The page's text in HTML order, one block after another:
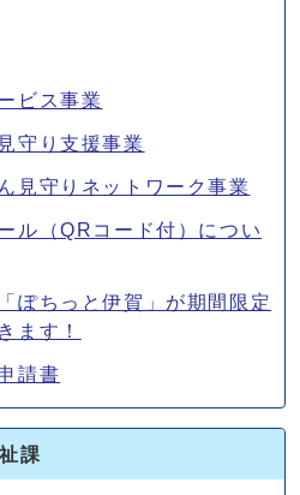
ビス事業
守り支援事業
見守りネットワーク事業
ル（QRコード付）につい
ぽちっと伊賀」が期間限定
ます！
請書
課